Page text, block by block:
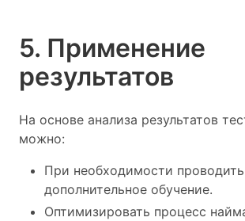
5. Применение
результатов
На основе анализа результатов
можно:
При необходимости проводить
дополнительное обучение.
Оптимизировать процесс